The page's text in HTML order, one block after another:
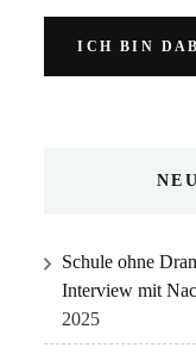
Schule ohne
Interview mit
2025